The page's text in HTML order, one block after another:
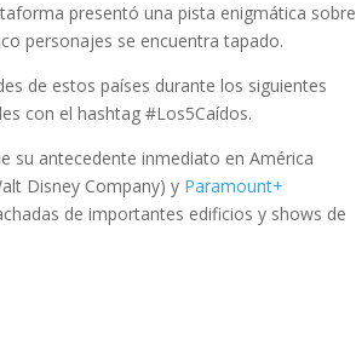
presentó una pista enigmática sobre
personajes se encuentra tapado.
de estos países durante los siguientes
con el hashtag #Los5Caídos.
su antecedente inmediato en América
Disney Company) y Paramount+
de importantes edificios y shows de